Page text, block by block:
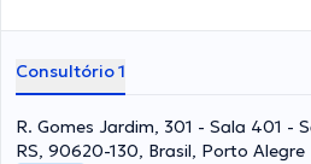
Consultório 1
R. Gomes Jardim, 301 - Sala 401 -
RS, 90620-130, Brasil, Porto Alegre